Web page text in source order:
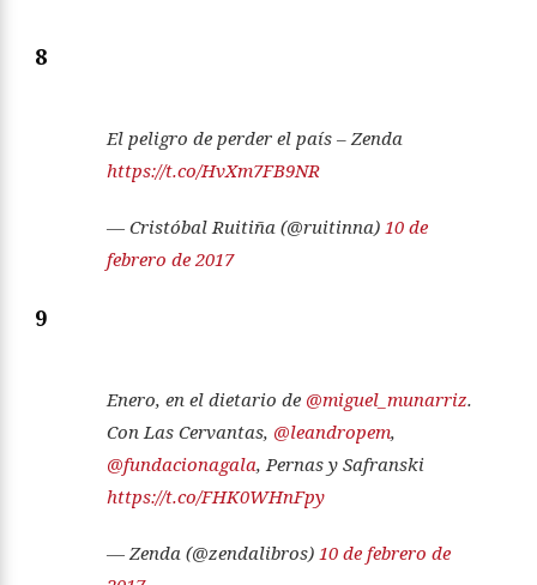
8
El peligro de perder el país – Zenda
https://t.co/HvXm7FB9NR
— Cristóbal Ruitiña (@ruitinna) 10 de
febrero de 2017
9
Enero, en el dietario de @miguel_munarriz.
Con Las Cervantas, @leandropem,
@fundacionagala, Pernas y Safranski
https://t.co/FHK0WHnFpy
— Zenda (@zendalibros) 10 de febrero de